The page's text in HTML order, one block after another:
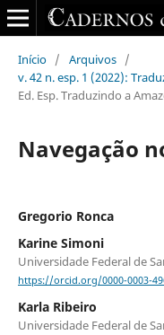
Início / Arquivos /
v. 42 n. esp. 1 (2022):
Ed. Esp. Traduzindo a
Navegação
Gregorio Ronca
Karine Simoni
Universidade Federal de
https://orcid.org/0000-0003-
Karla Ribeiro
Universidade Federal de